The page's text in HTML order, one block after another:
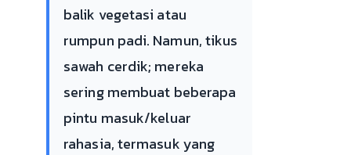
balik vegetasi atau
rumpun padi. Namun, tikus
sawah cerdik; mereka
sering membuat beberapa
pintu masuk/keluar
rahasia, termasuk yang